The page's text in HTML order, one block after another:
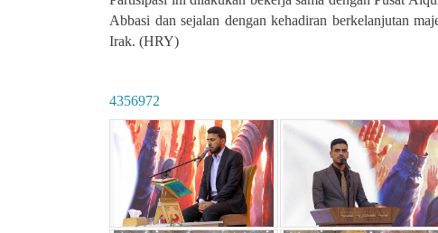
Abbasi dan sejalan dengan kehadiran berkelanjutan
Irak. (HRY)
4356972